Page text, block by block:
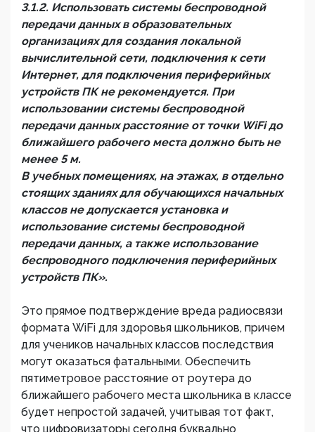
3.1.2. Использовать системы беспроводной
передачи данных в образовательных
организациях для создания локальной
вычислительной сети, подключения к сети
Интернет, для подключения периферийных
устройств ПК не рекомендуется. При
использовании системы беспроводной
передачи данных расстояние от точки WiFi до
ближайшего рабочего места должно быть не
менее 5 м.
В учебных помещениях, на этажах, в отдельно
стоящих зданиях для обучающихся начальных
классов не допускается установка и
использование системы беспроводной
передачи данных, а также использование
беспроводного подключения периферийных
устройств ПК».
Это прямое подтверждение вреда радиосвязи
формата WiFi для здоровья школьников, причем
для учеников начальных классов последствия
могут оказаться фатальными. Обеспечить
пятиметровое расстояние от роутера до
ближайшего рабочего места школьника в классе
будет непростой задачей, учитывая тот факт,
что цифровизаторы сегодня буквально